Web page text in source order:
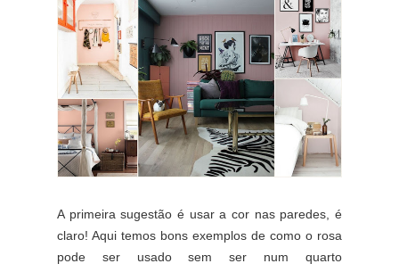
A primeira sugestão é usar a cor nas paredes, é
claro! Aqui temos bons exemplos de como o rosa
pode ser usado sem ser num quarto